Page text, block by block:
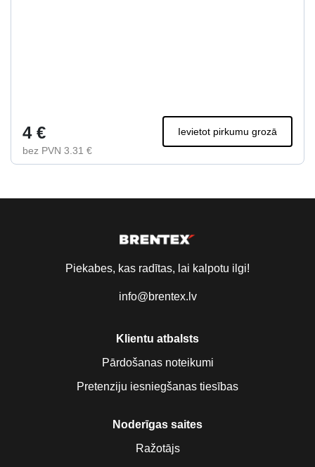
4 €
bez PVN 3.31 €
Ievietot pirkumu grozā
Piekabes, kas radītas, lai kalpotu ilgi!
info@brentex.lv
Klientu atbalsts
Pārdošanas noteikumi
Pretenziju iesniegšanas tiesības
Noderīgas saites
Ražotājs